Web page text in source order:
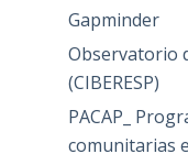
Gapminder
Observatorio
(CIBERESP)
PACAP_
comunitarias